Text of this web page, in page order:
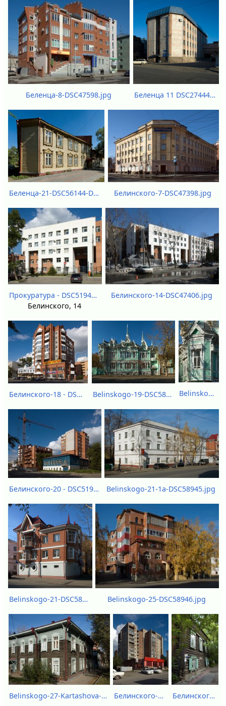
Беленца-8-DSC47598.jpg Беленца 11 DSC27444.jpg
Беленца-21-DSC56144-DSC56146.jpg Белинского-7-DSC47398.jpg
Прокуратура - DSC51940.jpg
Белинского, 14
Белинского-14-DSC47406.jpg
Белинского-18 - DSC51946.jpg Belinskogo-19-DSC58901-DSC58903.jpg Belinskogo-19-fragment-DSC58900.jpg
Белинского-20 - DSC51954.jpg Belinskogo-21-1a-DSC58945.jpg
Belinskogo-21-DSC58942.jpg Belinskogo-25-DSC58946.jpg
Belinskogo-27-Kartashova-18-DSC58951.jpg Белинского-28-1 - DSC51958.jpg Белинского-34-DSC51962.jpg